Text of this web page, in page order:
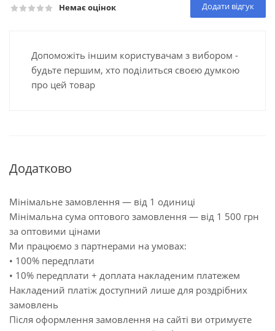
Немає оцінок Додати відгук
Допоможіть іншим користувачам з вибором -
будьте першим, хто поділиться своєю думкою
про цей товар
Додатково
Мінімальне замовлення — від 1 одиниці
Мінімальна сума оптового замовлення — від 1 500 грн
за оптовими цінами
Ми працюємо з партнерами на умовах:
• 100% передплати
• 10% передплати + доплата накладеним платежем
Накладений платіж доступний лише для роздрібних
замовлень
Після оформлення замовлення на сайті ви отримуєте